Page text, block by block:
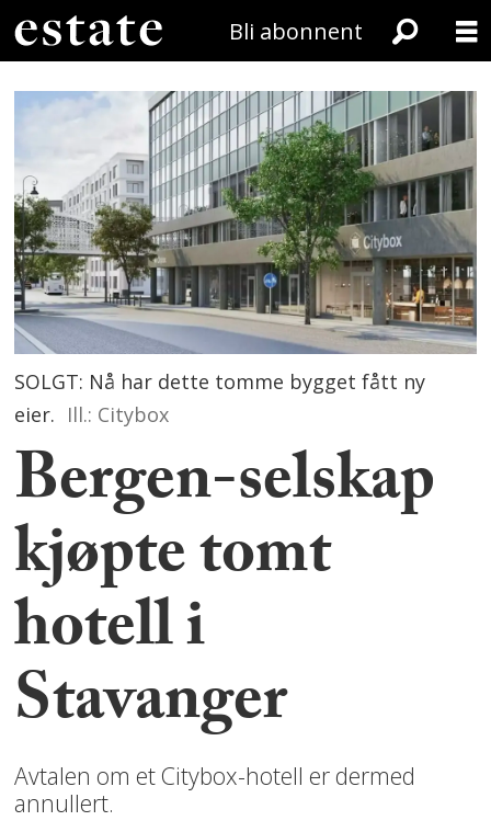
Bli abonnent
SOLGT: Nå har dette tomme bygget fått ny
eier. Ill.: Citybox
Bergen-selskap
kjøpte tomt
hotell i
Stavanger
Avtalen om et Citybox-hotell er dermed
annullert.